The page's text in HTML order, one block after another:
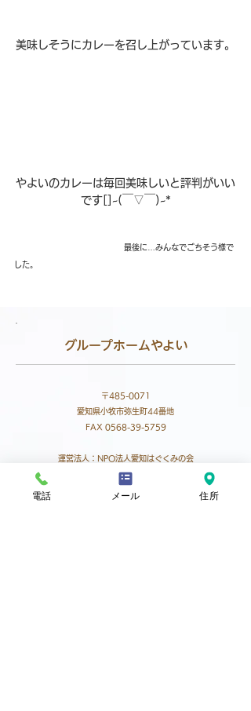
美味しそうにカレーを召し上がっています。
やよいのカレーは毎回美味しいと評判がいい
です[]~(￣▽￣)~*
最後に…みんなでごちそう様で
した。
​グループホームやよい
〒485-0071
愛知県小牧市弥生町44番地
FAX 0568-39-5759
​運営法人：NPO法人愛知はぐくみの会
お気軽にお問い合わせください。
0568-39-5758
電話 メール 住所